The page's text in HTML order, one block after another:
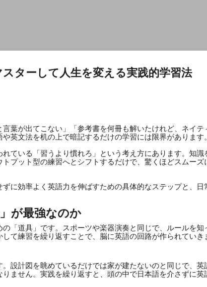
ターして人生を変える実践的学習法
葉が出てこない」「参考書を何冊も解いたけれど、ネイテ
英文法を机の上で暗記するだけの学習には限界があります。
ている「習うより慣れろ」という考え方にあります。知識
プット型の練習へとシフトするだけで、驚くほどスムーズ
に効率よく英語力を伸ばすための具体的なステップと、日
が最強なのか
「道具」です。スポーツや楽器演奏と同じで、ルールを知
て練習を繰り返すことで、脳に英語の回路が作られていき
設計図を眺めているだけでは家が建たないのと同じで、英
ません。実践を繰り返すと、頭の中で日本語を介さずに英